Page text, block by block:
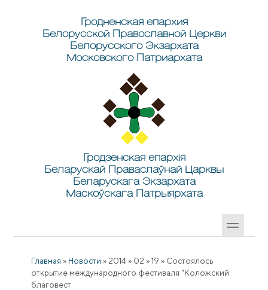
Гродненская епархия
Белорусской Православной Церкви
Белорусского Экзархата
Московского Патриархата
Гродзенская епархія
Беларускай Праваслаўнай Царквы
Беларускага Экзархата
Маскоўскага Патрыярхата
Главная » Новости » 2014 » 02 » 19 » Состоялось
открытие международного фестиваля "Коложский
благовест